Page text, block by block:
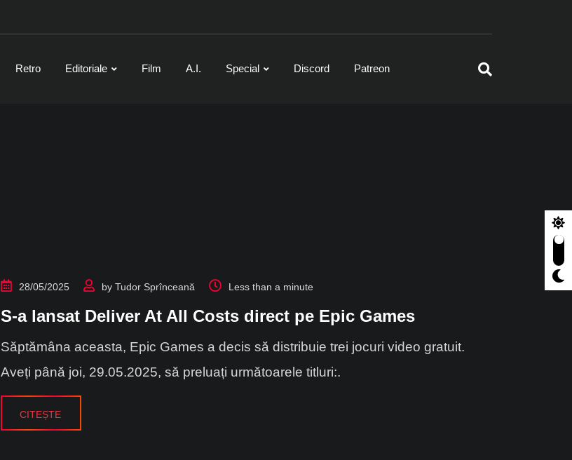
Retro Editoriale Film A.I. Special Discord Patreon
28/05/2025 by Tudor Sprînceană Less than a minute
S-a lansat Deliver At All Costs direct pe Epic Games
Săptămâna aceasta, Epic Games a decis să distribuie trei jocuri video gratuit.
Aveți până joi, 29.05.2025, să preluați următoarele titluri:.
CITEȘTE